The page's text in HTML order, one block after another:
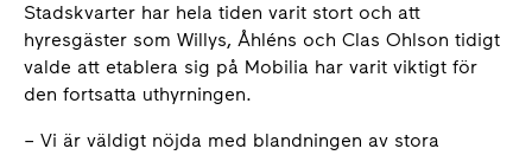
Stadskvarter har hela tiden varit stort och att
hyresgäster som Willys, Åhléns och Clas Ohlson tidigt
valde att etablera sig på Mobilia har varit viktigt för
den fortsatta uthyrningen.
– Vi är väldigt nöjda med blandningen av stora